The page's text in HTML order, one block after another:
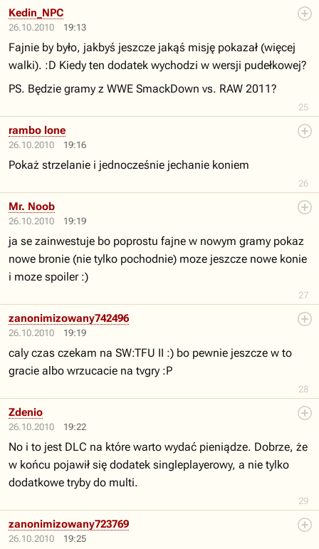
26.10.2010 19:13
25
Kedin_NPC
Fajnie by było, jakbyś jeszcze jakąś misję pokazał (więcej
walki). :D Kiedy ten dodatek wychodzi w wersji pudełkowej?
PS. Będzie gramy z WWE SmackDown vs. RAW 2011?
26.10.2010 19:16
26
rambo lone
Pokaż strzelanie i jednocześnie jechanie koniem
26.10.2010 19:19
27
Mr. Noob
ja se zainwestuje bo poprostu fajne w nowym gramy pokaz
nowe bronie (nie tylko pochodnie) moze jeszcze nowe konie
i moze spoiler :)
26.10.2010 19:19
28
zanonimizowany742496
caly czas czekam na SW:TFU II :) bo pewnie jeszcze w to
gracie albo wrzucacie na tvgry :P
26.10.2010 19:22
29
Zdenio
No i to jest DLC na które warto wydać pieniądze. Dobrze, że
w końcu pojawił się dodatek singleplayerowy, a nie tylko
dodatkowe tryby do multi.
26.10.2010 19:25
zanonimizowany723769